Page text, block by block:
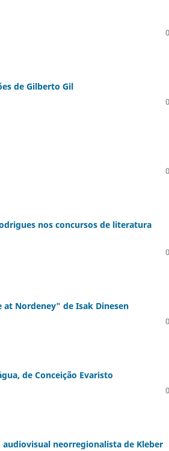
de Gilberto Gil
nos concursos de literatura
Nordeney" de Isak Dinesen
de Conceição Evaristo
neorregionalista de Kleber